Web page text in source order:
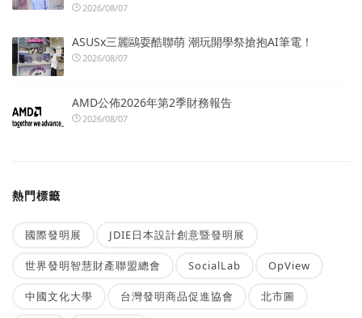
2026/08/07
ASUSx三麗鷗耍酷聯萌 潮玩開學祭搶抱AI筆電！
2026/08/07
AMD公佈2026年第2季財務報告
2026/08/07
熱門標籤
國際發明展 JDIE日本設計創意暨發明展
世界發明智慧財產聯盟總會 SocialLab OpView
中國文化大學 台灣發明商品促進協會 北市圖